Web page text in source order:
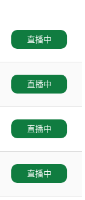
直播中
直播中
直播中
直播中